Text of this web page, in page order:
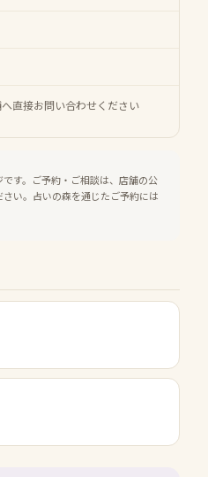
直接お問い合わせください
す。ご予約・ご相談は、店舗の公
い。占いの森を通じたご予約には